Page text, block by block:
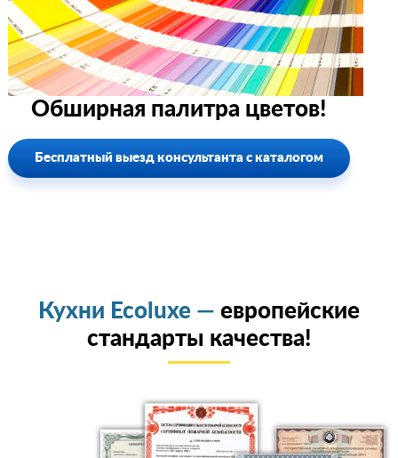
Обширная палитра цветов!
Бесплатный выезд консультанта с каталогом
Кухни Ecoluxe — европейские
стандарты качества!